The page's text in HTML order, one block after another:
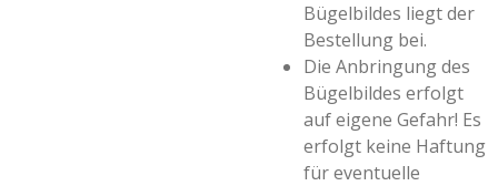
Bügelbildes liegt der
Bestellung bei.
Die Anbringung des
Bügelbildes erfolgt
auf eigene Gefahr! Es
erfolgt keine Haftung
für eventuelle